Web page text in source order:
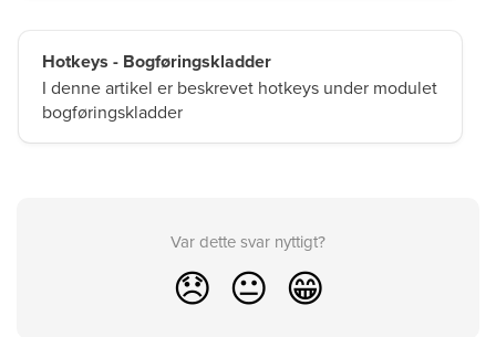
Hotkeys - Bogføringskladder
I denne artikel er beskrevet hotkeys under modulet
bogføringskladder
Var dette svar nyttigt?
😞 😐 😁